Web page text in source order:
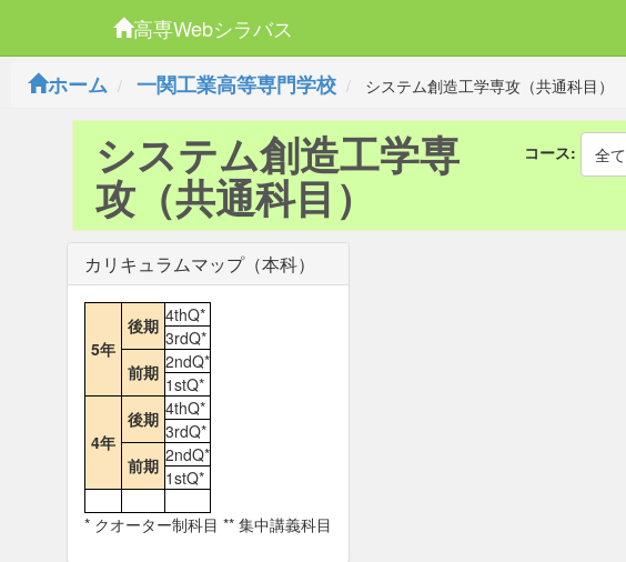
高専Webシラバス
ホーム 一関工業高等専門学校 システム創造工学専攻（共通科目）
システム創造工学専
攻（共通科目）
コース: 全て
カリキュラムマップ（本科）
5年
後期 4thQ*
3rdQ*
前期 2ndQ*
1stQ*
4年
後期 4thQ*
3rdQ*
前期 2ndQ*
1stQ*
* クオーター制科目 ** 集中講義科目